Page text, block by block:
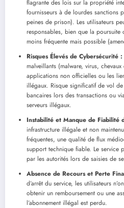
flagrante des lois sur la propriété
fournisseurs à de lourdes sanctions
peines de prison). Les utilisateurs
responsables, bien que la poursuite
moins fréquente mais possible
Risques Élevés de Cybersécurité :
malveillants (malware, virus,
applications non officielles ou les
illégaux. Risque significatif de vol
bancaires lors des transactions ou
serveurs illégaux.
Instabilité et Manque de Fiabilité
infrastructure illégale et non
fréquentes, une qualité de flux
support technique fiable. Le service
par les autorités lors de saisies de
Absence de Recours et Perte
d’arrêt du service, les utilisateurs
obtenir un remboursement ou une
l’abonnement illégal est perdu.